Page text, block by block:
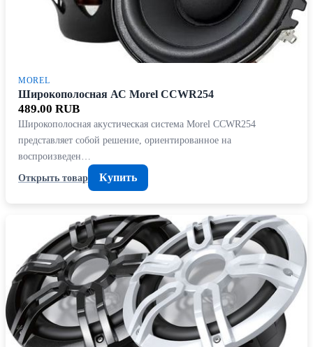
MOREL
Широкополосная АС Morel CCWR254
489.00 RUB
Широкополосная акустическая система Morel CCWR254
представляет собой решение, ориентированное на
воспроизведен…
Открыть товар
Купить